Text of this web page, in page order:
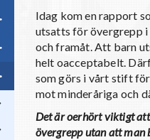
Idag kom en rapport
utsatts för övergrepp
och framåt. Att barn
helt oacceptabelt.
som görs i vårt stift
mot minderåriga och
Det är oerhört viktigt
övergrepp utan att man